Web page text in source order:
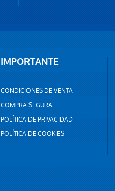
IMPORTANTE
CONDICIONES DE VENTA
COMPRA SEGURA
POLÍTICA DE PRIVACIDAD
POLÍTICA DE COOKIES